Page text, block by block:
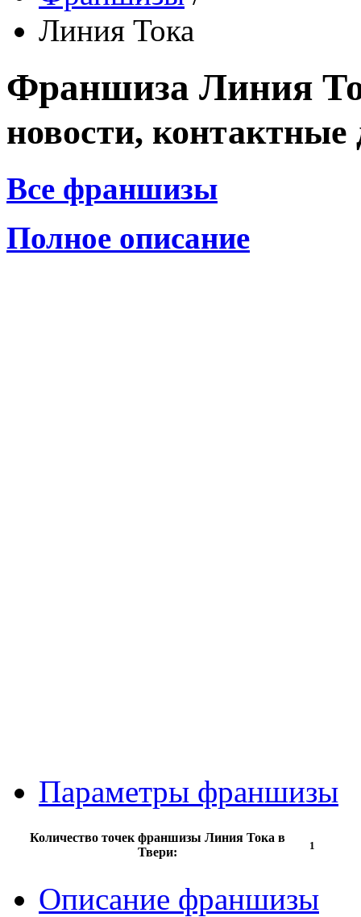
Линия Тока
Франшиза Линия
новости,
Все франшизы
Полное описание
Параметры франшизы
Количество точек франшизы Линия Тока в
Твери:
1
Описание франшизы